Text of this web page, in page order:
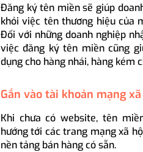
Đăng ký tên miền sẽ giúp
khỏi việc tên thương hiệu của
Đối với những doanh nghiệp
việc đăng ký tên miền cũng
dụng cho hàng nhái, hàng kém
Gắn vào tài khoản mạng
Khi chưa có website, tên
hướng tới các trang mạng xã
nền tảng bán hàng có sẵn.